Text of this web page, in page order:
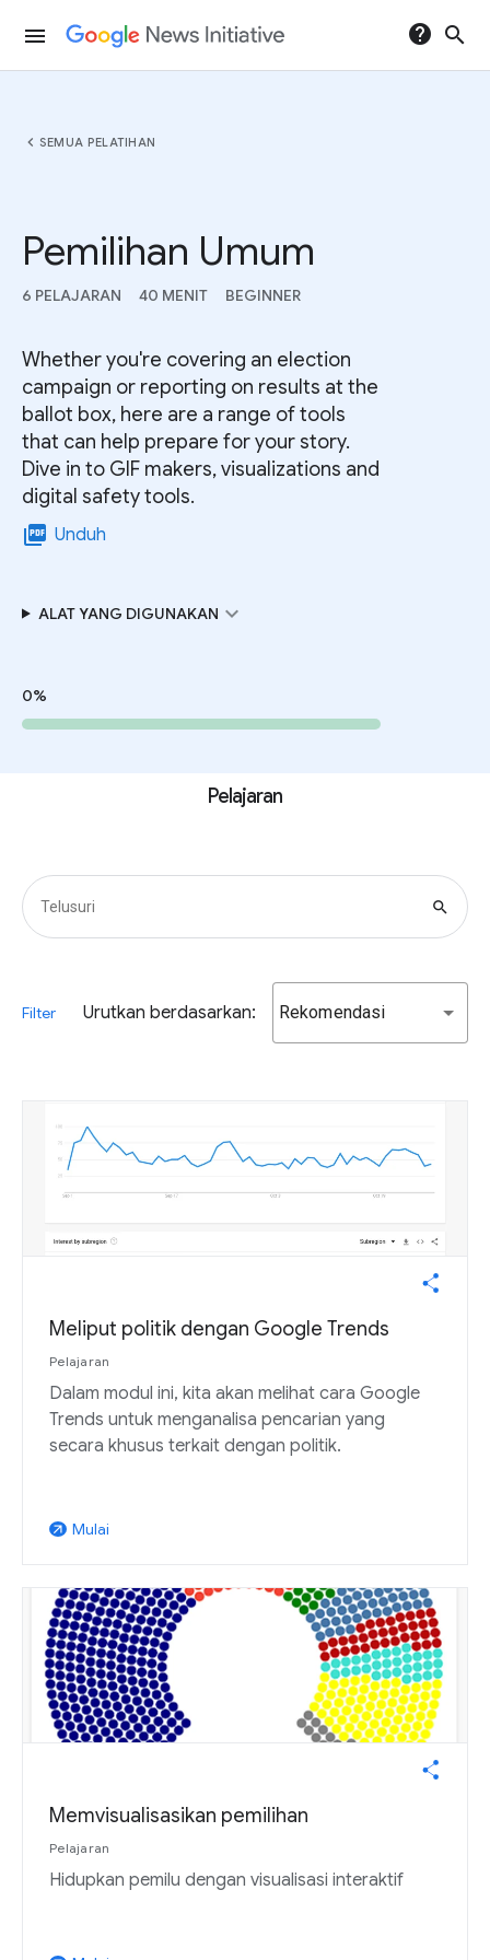
menu help search
chevron_left SEMUA PELATIHAN
Pemilihan Umum
6 PELAJARAN 40 MENIT BEGINNER
Whether you're covering an election
campaign or reporting on results at the
ballot box, here are a range of tools
that can help prepare for your story.
Dive in to GIF makers, visualizations and
digital safety tools.
picture_as_pdf Unduh
ALAT YANG DIGUNAKAN expand_more
0%
Pelajaran
search
Filter Urutkan berdasarkan: Rekomendasi
Meliput politik dengan Google Trends
Pelajaran
Dalam modul ini, kita akan melihat cara Google
Trends untuk menganalisa pencarian yang
secara khusus terkait dengan politik.
arrow_outward Mulai
Memvisualisasikan pemilihan
Pelajaran
Hidupkan pemilu dengan visualisasi interaktif